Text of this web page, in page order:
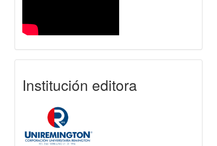
Institución editora